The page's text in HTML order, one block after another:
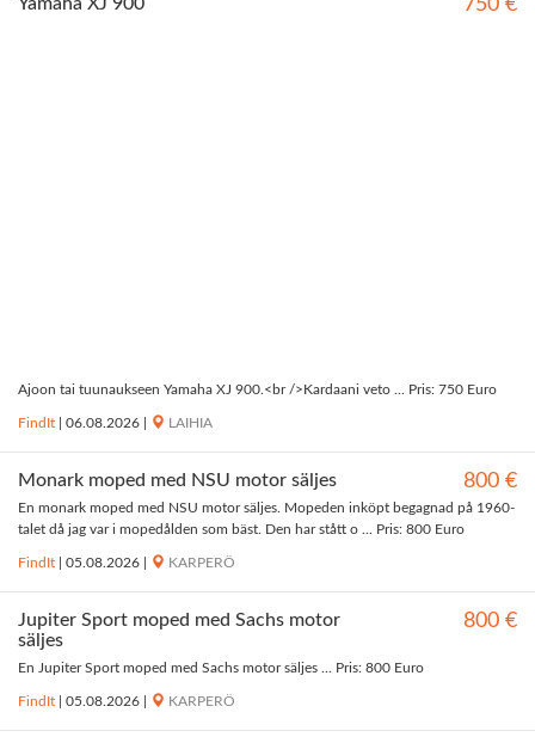
750 €
Ajoon tai tuunaukseen Yamaha XJ 900.<br />Kardaani veto ... Pris: 750 Euro
FindIt 06.08.2026 LAIHIA
Monark moped med NSU motor säljes 800 €
En monark moped med NSU motor säljes. Mopeden inköpt begagnad på 1960-
talet då jag var i mopedålden som bäst. Den har stått o ... Pris: 800 Euro
FindIt 05.08.2026 KARPERÖ
Jupiter Sport moped med Sachs motor
säljes
800 €
En Jupiter Sport moped med Sachs motor säljes ... Pris: 800 Euro
FindIt 05.08.2026 KARPERÖ